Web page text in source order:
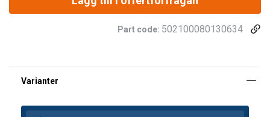
Part code: 502100080130634